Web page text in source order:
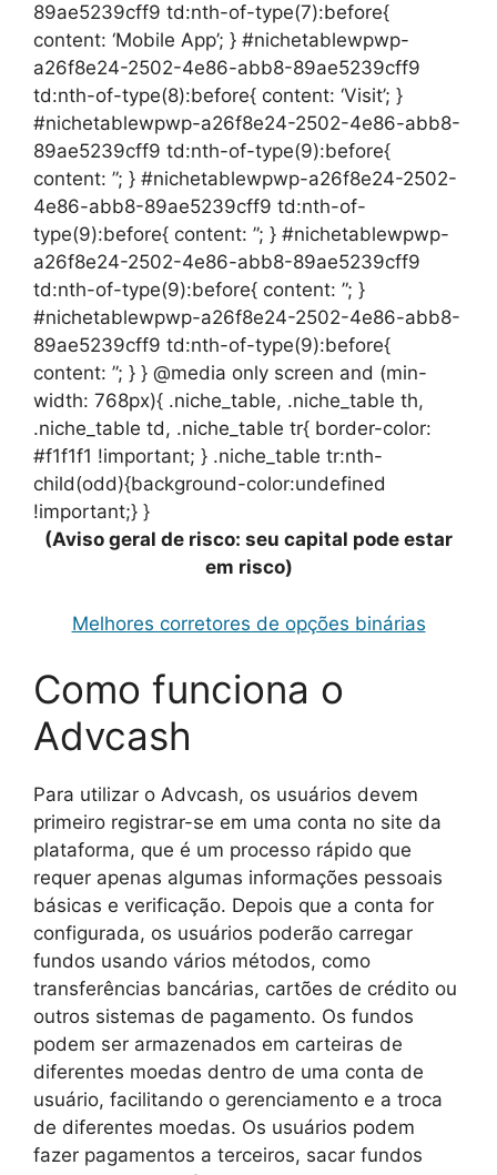
89ae5239cff9 td:nth-of-type(7):before{
content: ‘Mobile App’; } #nichetablewpwp-
a26f8e24-2502-4e86-abb8-89ae5239cff9
td:nth-of-type(8):before{ content: ‘Visit’; }
#nichetablewpwp-a26f8e24-2502-4e86-abb8-
89ae5239cff9 td:nth-of-type(9):before{
content: ”; } #nichetablewpwp-a26f8e24-2502-
4e86-abb8-89ae5239cff9 td:nth-of-
type(9):before{ content: ”; } #nichetablewpwp-
a26f8e24-2502-4e86-abb8-89ae5239cff9
td:nth-of-type(9):before{ content: ”; }
#nichetablewpwp-a26f8e24-2502-4e86-abb8-
89ae5239cff9 td:nth-of-type(9):before{
content: ”; } } @media only screen and (min-
width: 768px){ .niche_table, .niche_table th,
.niche_table td, .niche_table tr{ border-color:
#f1f1f1 !important; } .niche_table tr:nth-
child(odd){background-color:undefined
!important;} }
(Aviso geral de risco: seu capital pode estar
em risco)
Melhores corretores de opções binárias
Como funciona o
Advcash
Para utilizar o Advcash, os usuários devem
primeiro registrar-se em uma conta no site da
plataforma, que é um processo rápido que
requer apenas algumas informações pessoais
básicas e verificação. Depois que a conta for
configurada, os usuários poderão carregar
fundos usando vários métodos, como
transferências bancárias, cartões de crédito ou
outros sistemas de pagamento. Os fundos
podem ser armazenados em carteiras de
diferentes moedas dentro de uma conta de
usuário, facilitando o gerenciamento e a troca
de diferentes moedas. Os usuários podem
fazer pagamentos a terceiros, sacar fundos